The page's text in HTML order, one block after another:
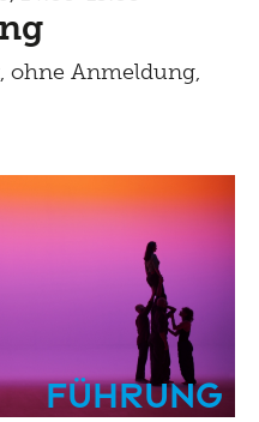
ohne Anmeldung,
Führung